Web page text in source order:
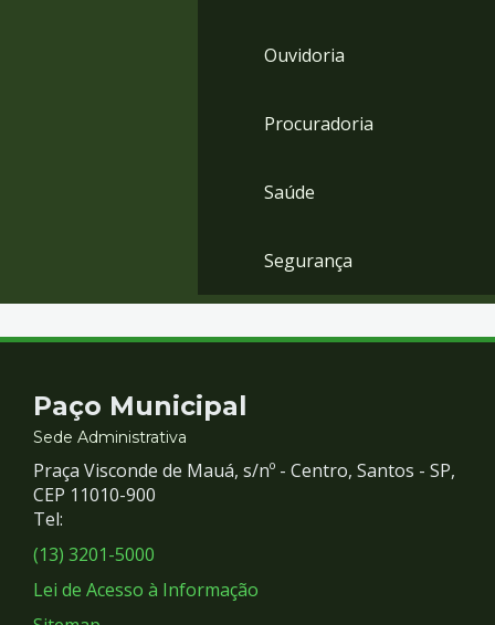
Ouvidoria
Procuradoria
Saúde
Segurança
Contato
e
Redes
Sociais
Paço Municipal
Sede Administrativa
Praça Visconde de Mauá, s/nº - Centro, Santos - SP,
CEP 11010-900
Tel:
(13) 3201-5000
Lei de Acesso à Informação